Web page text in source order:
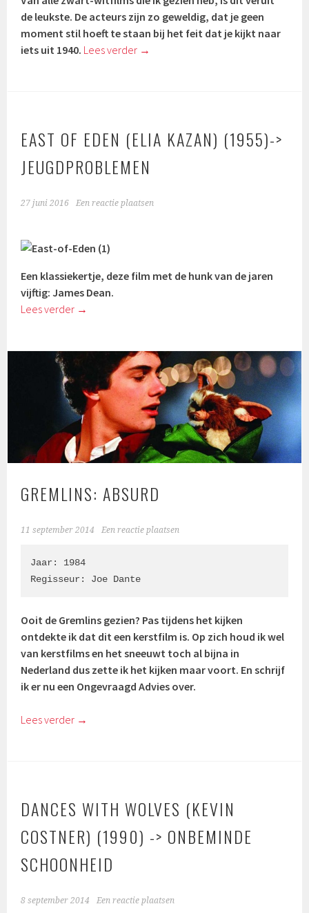
de leukste. De acteurs zijn zo geweldig, dat je geen
moment stil hoeft te staan bij het feit dat je kijkt naar
iets uit 1940. Lees verder →
EAST OF EDEN (ELIA KAZAN) (1955)->
JEUGDPROBLEMEN
27 juni 2016 Een reactie plaatsen
Een klassiekertje, deze film met de hunk van de jaren
vijftig: James Dean.
Lees verder →
GREMLINS: ABSURD
11 september 2014 Een reactie plaatsen
Jaar: 1984
Regisseur: Joe Dante
Ooit de Gremlins gezien? Pas tijdens het kijken
ontdekte ik dat dit een kerstfilm is. Op zich houd ik wel
van kerstfilms en het sneeuwt toch al bijna in
Nederland dus zette ik het kijken maar voort. En schrijf
ik er nu een Ongevraagd Advies over.
Lees verder →
DANCES WITH WOLVES (KEVIN
COSTNER) (1990) -> ONBEMINDE
SCHOONHEID
8 september 2014 Een reactie plaatsen